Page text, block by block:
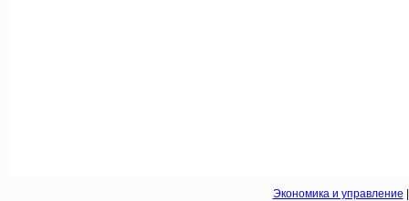
Экономика и управление